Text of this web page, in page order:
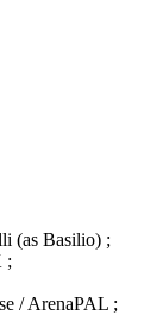
(as Basilio) ;
;
/ ArenaPAL ;